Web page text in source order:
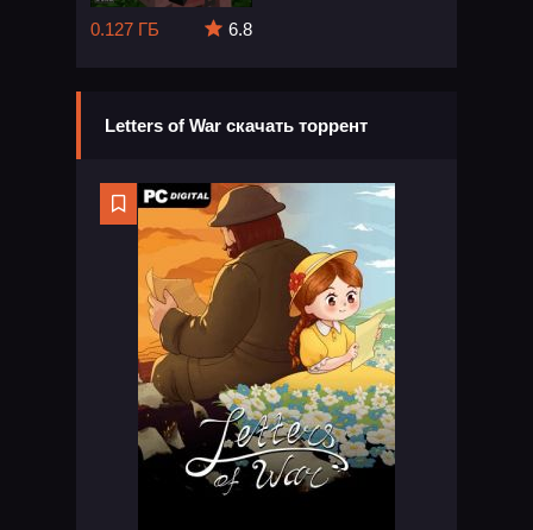
0.127 ГБ
6.8
Letters of War скачать торрент